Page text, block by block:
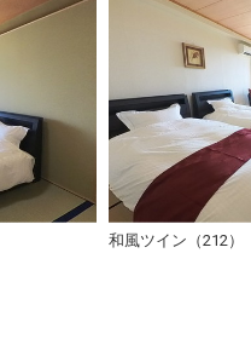
和風ツイン（212）